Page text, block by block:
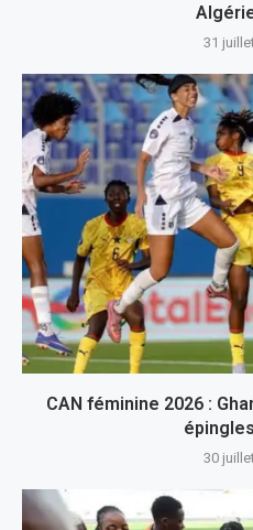
31
CAN féminine 2026 :
30